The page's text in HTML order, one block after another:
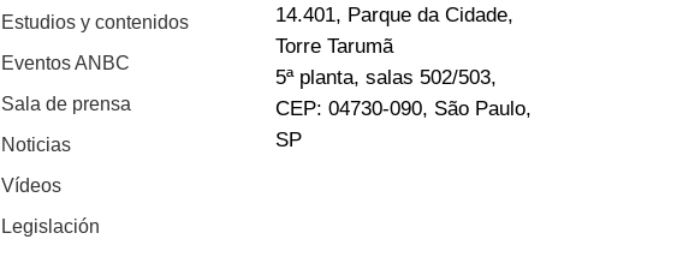
Estudios y contenidos
Eventos ANBC
Sala de prensa
Noticias
Vídeos
Legislación
14.401, Parque da Cidade,
Torre Tarumã
5ª planta, salas 502/503,
CEP: 04730-090, São Paulo,
SP